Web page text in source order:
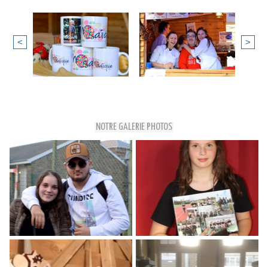
< >
NOTRE GALERIE PHOTOS